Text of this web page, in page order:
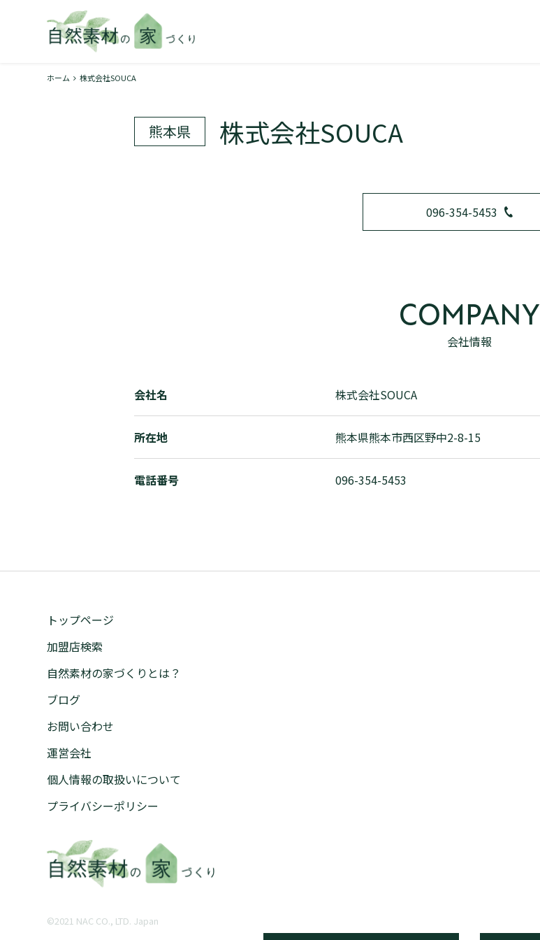
ホーム 株式会社SOUCA
熊本県 株式会社SOUCA
096-354-5453
COMPANY
会社情報
会社名 株式会社SOUCA
所在地 熊本県熊本市西区野中2-8-15
電話番号 096-354-5453
トップページ
加盟店検索
自然素材の家づくりとは？
ブログ
お問い合わせ
運営会社
個人情報の取扱いについて
プライバシーポリシー
©︎2021 NAC CO., LTD. Japan